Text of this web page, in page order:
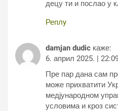
децу ти и послао у
Реплy
damjan dudic каже:
6. април 2025. |
Пре пар дана сам
може прихватити
медјународном
условима и кроз